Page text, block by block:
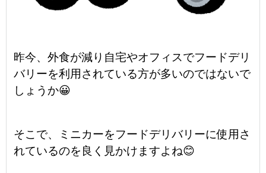
昨今、外食が減り自宅やオフィスでフードデリ
バリーを利用されている方が多いのではないで
しょうか😀
そこで、ミニカーをフードデリバリーに使用さ
れているのを良く見かけますよね😊